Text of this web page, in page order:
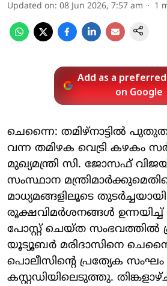
Updated on: 08 Jun 2026, 7:57 am 1
Add as a
on Google
ചെന്നൈ: തമിഴ്‌നാട്ടിൽ
വന്ന തമിഴക വെട്രി കഴകം
മുഖ്യമന്ത്രി സി. ജോസഫ്
സംസ്ഥാന
മാധ്യമങ്ങളിലൂടെ തുടർച്ചയായി
രൂക്ഷവിമർശനങ്ങൾ
പോസ്റ്റ് ചെയ്ത സംഭവത്തിൽ
യൂട്യൂബർ മരിദാസിനെ ചെന്നൈ
പൊലീസിന്റെ പ്രത്യേക സംഘം
കസ്റ്റഡിയിലെടുത്തു.